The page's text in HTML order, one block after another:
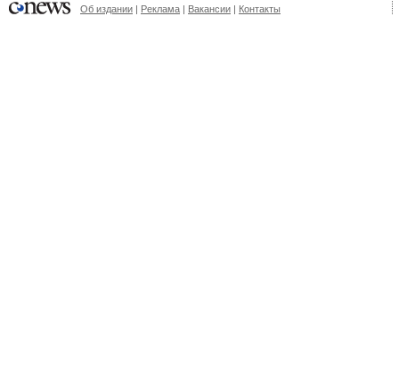
Об издании | Реклама | Вакансии | Контакты